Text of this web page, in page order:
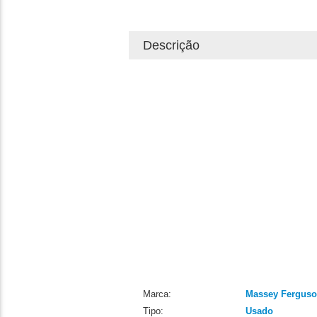
Descrição
Marca:
Massey
Tipo:
Usado